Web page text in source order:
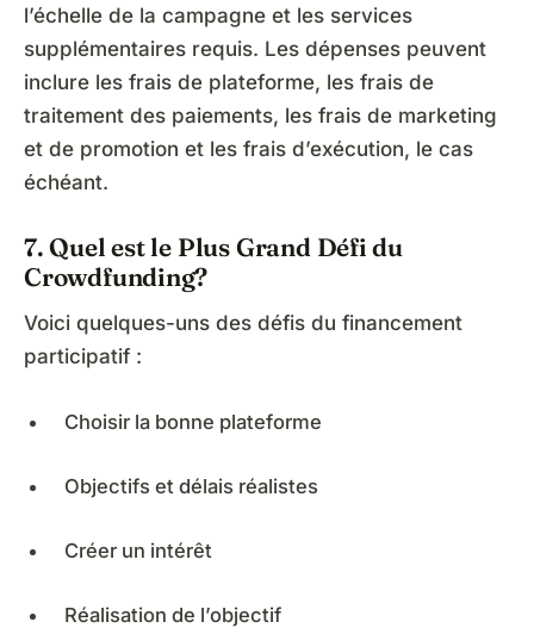
l’échelle de la campagne et les services
supplémentaires requis. Les dépenses peuvent
inclure les frais de plateforme, les frais de
traitement des paiements, les frais de marketing
et de promotion et les frais d’exécution, le cas
échéant.
7. Quel est le Plus Grand Défi du
Crowdfunding?
Voici quelques-uns des défis du financement
participatif :
Choisir la bonne plateforme
Objectifs et délais réalistes
Créer un intérêt
Réalisation de l’objectif